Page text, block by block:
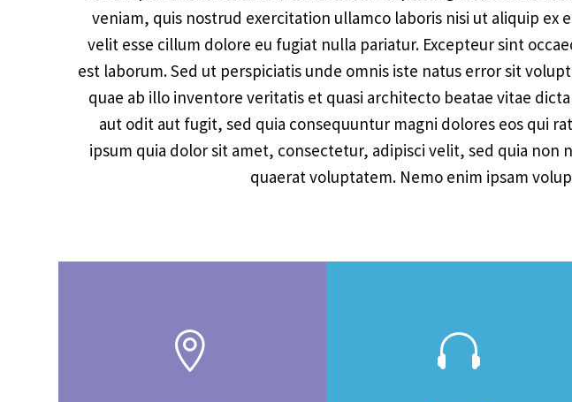
veniam, quis nostrud exercitation ullamco laboris nisi ut aliquip
velit esse cillum dolore eu fugiat nulla pariatur. Excepteur sint
est laborum. Sed ut perspiciatis unde omnis iste natus error sit
quae ab illo inventore veritatis et quasi architecto beatae vitae
aut odit aut fugit, sed quia consequuntur magni dolores eos qui
ipsum quia dolor sit amet, consectetur, adipisci velit, sed quia
quaerat voluptatem. Nemo enim ipsam

 
